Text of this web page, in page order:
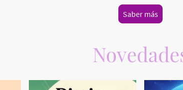
Saber más